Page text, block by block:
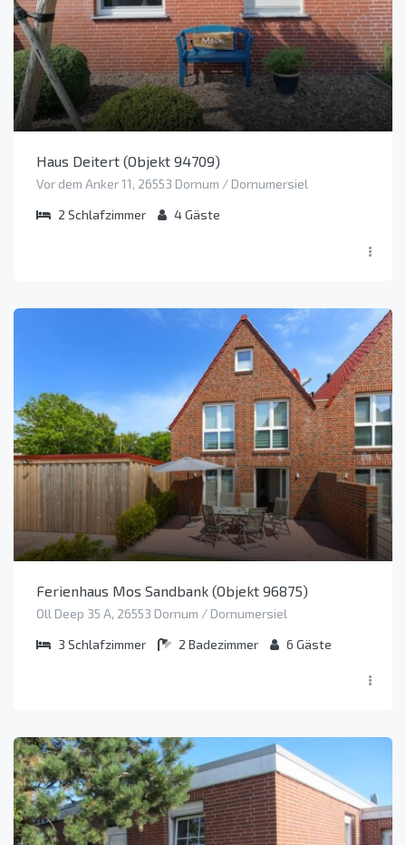
Haus Deitert (Objekt 94709)
Vor dem Anker 11, 26553 Dornum / Dornumersiel
2 Schlafzimmer 4Gäste
Ferienhaus Mos Sandbank (Objekt 96875)
Oll Deep 35 A, 26553 Dornum / Dornumersiel
3 Schlafzimmer 2 Badezimmer 6 Gäste